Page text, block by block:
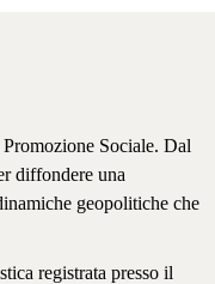
Sociale. Dal
diffondere una
geopolitiche che
registrata presso il